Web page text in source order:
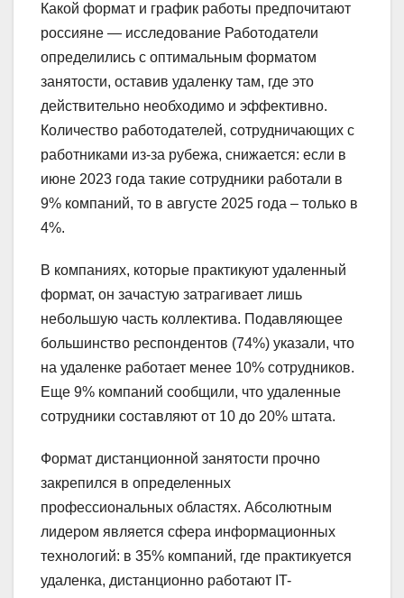
Какой формат и график работы предпочитают
россияне — исследование Работодатели
определились с оптимальным форматом
занятости, оставив удаленку там, где это
действительно необходимо и эффективно.
Количество работодателей, сотрудничающих с
работниками из-за рубежа, снижается: если в
июне 2023 года такие сотрудники работали в
9% компаний, то в августе 2025 года – только в
4%.
В компаниях, которые практикуют удаленный
формат, он зачастую затрагивает лишь
небольшую часть коллектива. Подавляющее
большинство респондентов (74%) указали, что
на удаленке работает менее 10% сотрудников.
Еще 9% компаний сообщили, что удаленные
сотрудники составляют от 10 до 20% штата.
Формат дистанционной занятости прочно
закрепился в определенных
профессиональных областях. Абсолютным
лидером является сфера информационных
технологий: в 35% компаний, где практикуется
удаленка, дистанционно работают IT-